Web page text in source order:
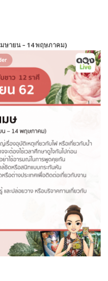
มษายน – 14 พฤษภาคม)